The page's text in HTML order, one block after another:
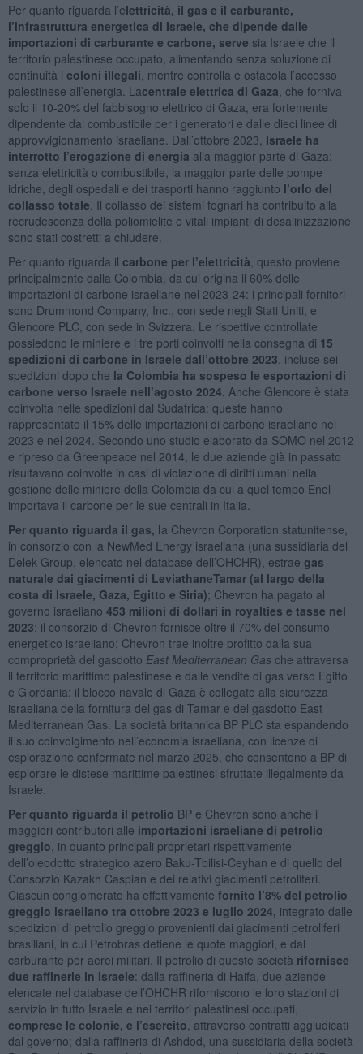
Per quanto riguarda l’elettricità, il gas e il carburante,
l’infrastruttura energetica di Israele, che dipende dalle
importazioni di carburante e carbone, serve sia Israele che il
territorio palestinese occupato, alimentando senza soluzione di
continuità i coloni illegali , mentre controlla e ostacola l’accesso
palestinese all’energia. Lacentrale elettrica di Gaza , che forniva
solo il 10-20% del fabbisogno elettrico di Gaza, era fortemente
dipendente dal combustibile per i generatori e dalle dieci linee di
approvvigionamento israeliane. Dall’ottobre 2023, Israele ha
interrotto l’erogazione di energia alla maggior parte di Gaza:
senza elettricità o combustibile, la maggior parte delle pompe
idriche, degli ospedali e dei trasporti hanno raggiunto l’orlo del
collasso totale . Il collasso dei sistemi fognari ha contribuito alla
recrudescenza della poliomielite e vitali impianti di desalinizzazione
sono stati costretti a chiudere.
Per quanto riguarda il carbone per l’elettricità , questo proviene
principalmente dalla Colombia, da cui origina il 60% delle
importazioni di carbone israeliane nel 2023-24: i principali fornitori
sono Drummond Company, Inc., con sede negli Stati Uniti, e
Glencore PLC, con sede in Svizzera. Le rispettive controllate
possiedono le miniere e i tre porti coinvolti nella consegna di 15
spedizioni di carbone in Israele dall’ottobre 2023 , incluse sei
spedizioni dopo che la Colombia ha sospeso le esportazioni di
carbone verso Israele nell’agosto 2024. Anche Glencore è stata
coinvolta nelle spedizioni dal Sudafrica: queste hanno
rappresentato il 15% delle importazioni di carbone israeliane nel
2023 e nel 2024. Secondo uno studio elaborato da SOMO nel 2012
e ripreso da Greenpeace nel 2014, le due aziende già in passato
risultavano coinvolte in casi di violazione di diritti umani nella
gestione delle miniere della Colombia da cui a quel tempo Enel
importava il carbone per le sue centrali in Italia.
Per quanto riguarda il gas, la Chevron Corporation statunitense,
in consorzio con la NewMed Energy israeliana (una sussidiaria del
Delek Group, elencato nel database dell’OHCHR), estrae gas
naturale dai giacimenti di LeviathaneTamar (al largo della
costa di Israele, Gaza, Egitto e Siria); Chevron ha pagato al
governo israeliano 453 milioni di dollari in royalties e tasse nel
2023; il consorzio di Chevron fornisce oltre il 70% del consumo
energetico israeliano; Chevron trae inoltre profitto dalla sua
comproprietà del gasdotto East Mediterranean Gasche attraversa
il territorio marittimo palestinese e dalle vendite di gas verso Egitto
e Giordania; il blocco navale di Gaza è collegato alla sicurezza
israeliana della fornitura del gas di Tamar e del gasdotto East
Mediterranean Gas. La società britannica BP PLC sta espandendo
il suo coinvolgimento nell’economia israeliana, con licenze di
esplorazione confermate nel marzo 2025, che consentono a BP di
esplorare le distese marittime palestinesi sfruttate illegalmente da
Israele.
Per quanto riguarda il petrolio BP e Chevron sono anche i
maggiori contributori alle importazioni israeliane di petrolio
greggio , in quanto principali proprietari rispettivamente
dell’oleodotto strategico azero Baku-Tbilisi-Ceyhan e di quello del
Consorzio Kazakh Caspian e dei relativi giacimenti petroliferi.
Ciascun conglomerato ha effettivamente fornito l’8% del petrolio
greggio israeliano tra ottobre 2023 e luglio 2024, integrato dalle
spedizioni di petrolio greggio provenienti dai giacimenti petroliferi
brasiliani, in cui Petrobras detiene le quote maggiori, e dal
carburante per aerei militari. Il petrolio di queste società rifornisce
due raffinerie in Israele: dalla raffineria di Haifa, due aziende
elencate nel database dell’OHCHR riforniscono le loro stazioni di
servizio in tutto Israele e nei territori palestinesi occupati,
comprese le colonie, e l’esercito , attraverso contratti aggiudicati
dal governo; dalla raffineria di Ashdod, una sussidiaria della società